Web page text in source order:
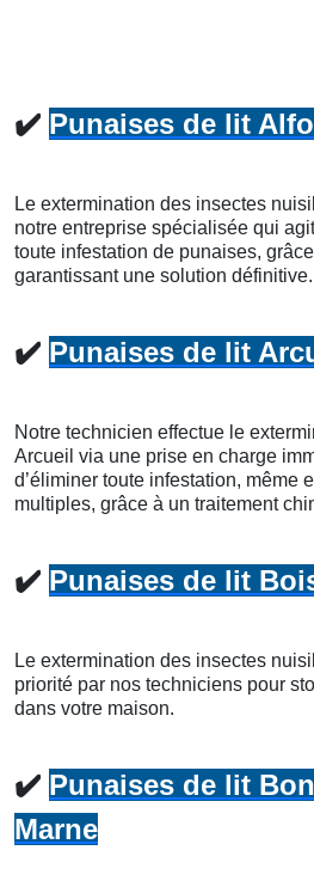
✔️ Punaises de lit
Le extermination des insectes
notre entreprise spécialisée qui
toute infestation de punaises,
garantissant une solution définitive.
✔️ Punaises de lit
Notre technicien effectue le
Arcueil via une prise en charge
d’éliminer toute infestation, même
multiples, grâce à un traitement
✔️ Punaises de lit
Le extermination des insectes
priorité par nos techniciens pour
dans votre maison.
✔️ Punaises de lit
Marne